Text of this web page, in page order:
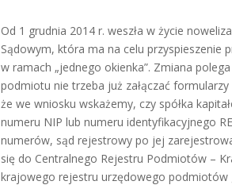
Od 1 grudnia 2014 r. weszła w życie
Sądowym, która ma na celu przyspieszenie
w ramach „jednego okienka”. Zmiana
podmiotu nie trzeba już załączać formularzy
że we wniosku wskażemy, czy spółka
numeru NIP lub numeru identyfikacyjnego
numerów, sąd rejestrowy po jej
się do Centralnego Rejestru Podmiotów –
krajowego rejestru urzędowego